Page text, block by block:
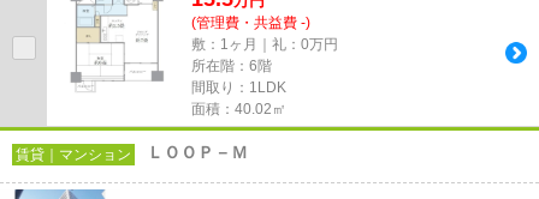
(管理費・共益費 -)
敷：1ヶ月｜礼：0万円
所在階：6階
間取り：1LDK
面積：40.02㎡
賃貸｜マンション ＬＯＯＰ－Ｍ